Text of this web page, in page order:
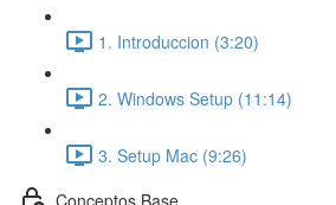
1. Introduccion (3:20)
2. Windows Setup (11:14)
3. Setup Mac (9:26)
Conceptos Base